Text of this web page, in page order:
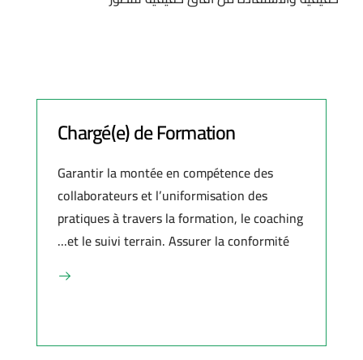
Chargé(e) de Formation
Garantir la montée en compétence des
collaborateurs et l’uniformisation des
pratiques à travers la formation, le coaching
et le suivi terrain. Assurer la conformité...